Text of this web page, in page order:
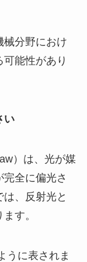
械分野におけ
能性があり
い
）は、光が媒
全に偏光さ
、反射光と
す。
うに表されま